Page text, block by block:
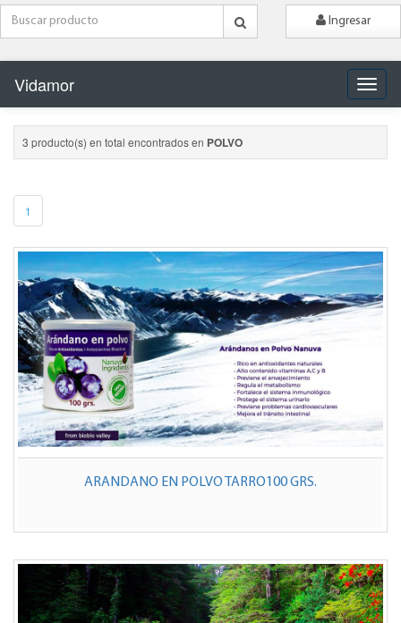
Ingresar
Vidamor
3 producto(s) en total encontrados en POLVO
1
ARANDANO EN POLVO TARRO100 GRS.